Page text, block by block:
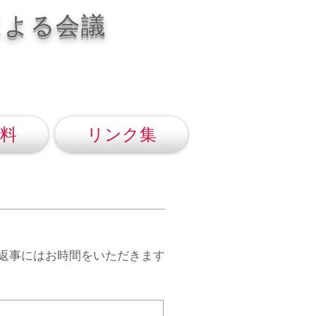
る会議
リンク集
にはお時間をいただきます